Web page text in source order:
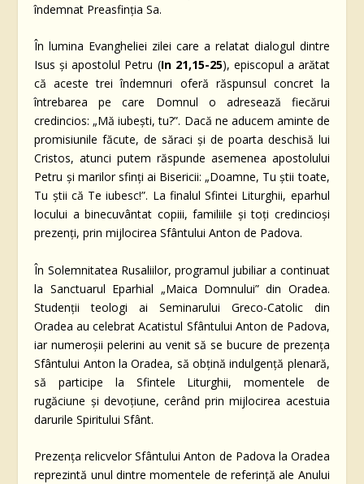
îndemnat Preasfinția Sa.
În lumina Evangheliei zilei care a relatat dialogul dintre
Isus și apostolul Petru (In 21,15-25), episcopul a arătat
că aceste trei îndemnuri oferă răspunsul concret la
întrebarea pe care Domnul o adresează fiecărui
credincios: „Mă iubești, tu?”. Dacă ne aducem aminte de
promisiunile făcute, de săraci și de poarta deschisă lui
Cristos, atunci putem răspunde asemenea apostolului
Petru și marilor sfinți ai Bisericii: „Doamne, Tu știi toate,
Tu știi că Te iubesc!”. La finalul Sfintei Liturghii, eparhul
locului a binecuvântat copiii, familiile și toți credincioși
prezenți, prin mijlocirea Sfântului Anton de Padova.
În Solemnitatea Rusaliilor, programul jubiliar a continuat
la Sanctuarul Eparhial „Maica Domnului” din Oradea.
Studenții teologi ai Seminarului Greco-Catolic din
Oradea au celebrat Acatistul Sfântului Anton de Padova,
iar numeroșii pelerini au venit să se bucure de prezența
Sfântului Anton la Oradea, să obțină indulgență plenară,
să participe la Sfintele Liturghii, momentele de
rugăciune și devoțiune, cerând prin mijlocirea acestuia
darurile Spiritului Sfânt.
Prezența relicvelor Sfântului Anton de Padova la Oradea
reprezintă unul dintre momentele de referință ale Anului